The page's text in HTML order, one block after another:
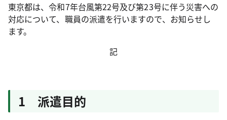
東京都は、令和7年台風第22号及び第23号に伴う災害への
対応について、職員の派遣を行いますので、お知らせし
ます。
記
1 派遣目的